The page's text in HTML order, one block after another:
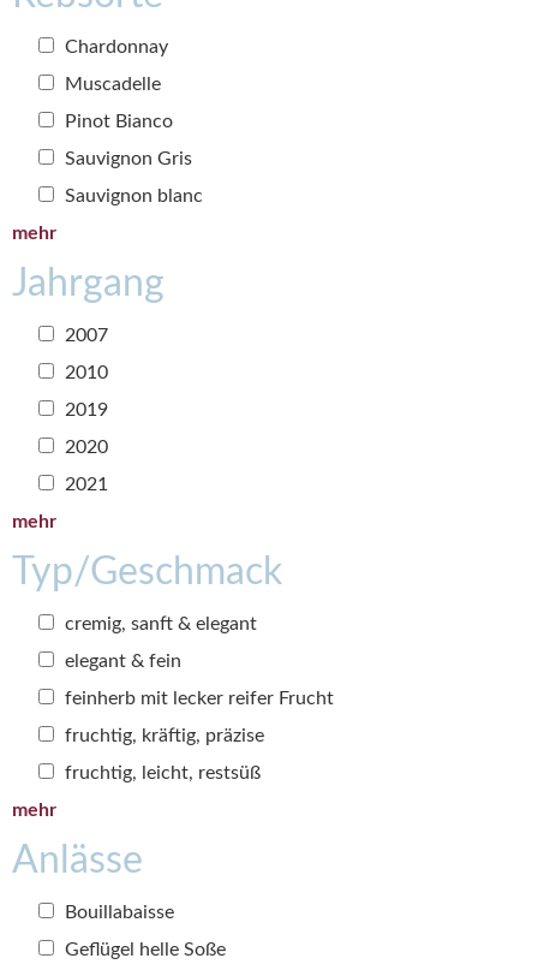
Chardonnay
Muscadelle
Pinot Bianco
Sauvignon Gris
Sauvignon blanc
mehr
Jahrgang
2007
2010
2019
2020
2021
mehr
Typ/Geschmack
cremig, sanft & elegant
elegant & fein
feinherb mit lecker reifer Frucht
fruchtig, kräftig, präzise
fruchtig, leicht, restsüß
mehr
Anlässe
Bouillabaisse
Geflügel helle Soße